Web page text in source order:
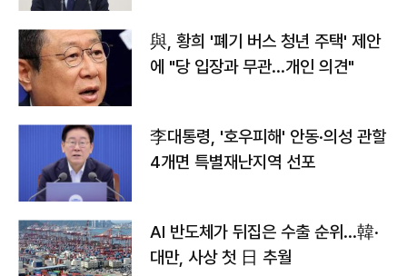
與, 황희 '폐기 버스 청년 주택' 제안
에 "당 입장과 무관…개인 의견"
李대통령, '호우피해' 안동·의성 관할
4개면 특별재난지역 선포
AI 반도체가 뒤집은 수출 순위…韓·
대만, 사상 첫 日 추월